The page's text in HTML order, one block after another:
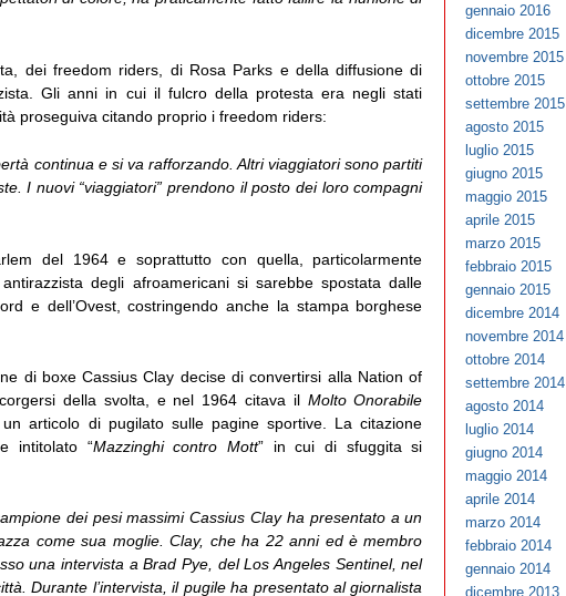
dei freedom riders, di Rosa Parks e della diffusione di
Gli anni in cui il fulcro della protesta era negli stati
proseguiva citando proprio i freedom riders:
continua e si va rafforzando. Altri viaggiatori sono partiti
I nuovi “viaggiatori” prendono il posto dei loro compagni
del 1964 e soprattutto con quella, particolarmente
degli afroamericani si sarebbe spostata dalle
e dell’Ovest, costringendo anche la stampa borghese
di boxe Cassius Clay decise di convertirsi alla Nation of
della svolta, e nel 1964 citava il Molto Onorabile
articolo di pugilato sulle pagine sportive. La citazione
intitolato “Mazzinghi contro Mott” in cui di sfuggita si
dei pesi massimi Cassius Clay ha presentato a un
come sua moglie. Clay, che ha 22 anni ed è membro
una intervista a Brad Pye, del Los Angeles Sentinel, nel
Durante l’intervista, il pugile ha presentato al giornalista
gennaio 2016
dicembre 2015
novembre 2015
ottobre 2015
settembre 2015
agosto 2015
luglio 2015
giugno 2015
maggio 2015
aprile 2015
marzo 2015
febbraio 2015
gennaio 2015
dicembre 2014
novembre 2014
ottobre 2014
settembre 2014
agosto 2014
luglio 2014
giugno 2014
maggio 2014
aprile 2014
marzo 2014
febbraio 2014
gennaio 2014
dicembre 2013